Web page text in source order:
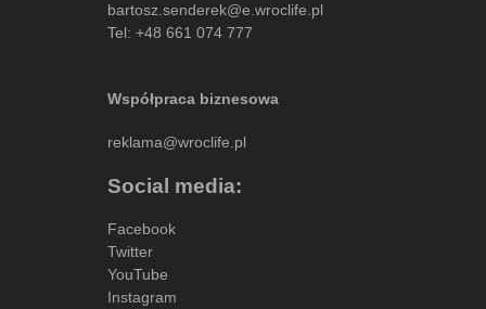
bartosz.senderek@e.wroclife.pl
Tel: +48 661 074 777
Współpraca biznesowa
reklama@wroclife.pl
Social media:
Facebook
Twitter
YouTube
Instagram